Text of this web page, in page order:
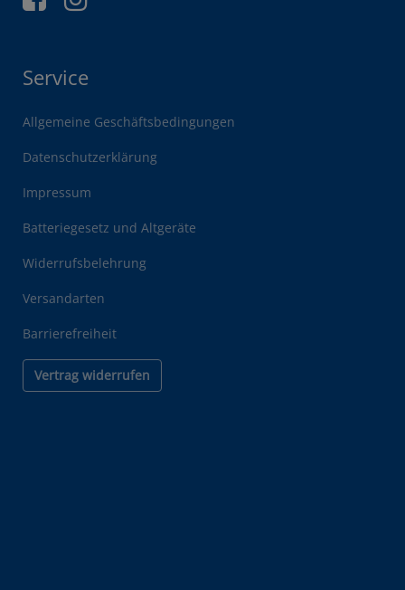
Service
Allgemeine Geschäftsbedingungen
Datenschutzerklärung
Impressum
Batteriegesetz und Altgeräte
Widerrufsbelehrung
Versandarten
Barrierefreiheit
Vertrag widerrufen